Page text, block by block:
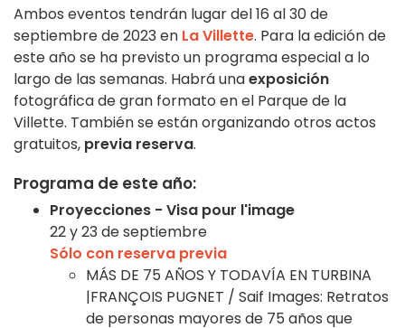
Ambos eventos tendrán lugar del 16 al 30 de
septiembre de 2023 en La Villette. Para la edición de
este año se ha previsto un programa especial a lo
largo de las semanas. Habrá unaexposición
fotográfica de gran formato en el Parque de la
Villette. También se están organizando otros actos
gratuitos, previa reserva.
Programa de este año:
Proyecciones - Visa pour l'image
22 y 23 de septiembre
Sólo con reserva previa
MÁS DE 75 AÑOS Y TODAVÍA EN TURBINA
|FRANÇOIS PUGNET / Saif Images: Retratos
de personas mayores de 75 años que